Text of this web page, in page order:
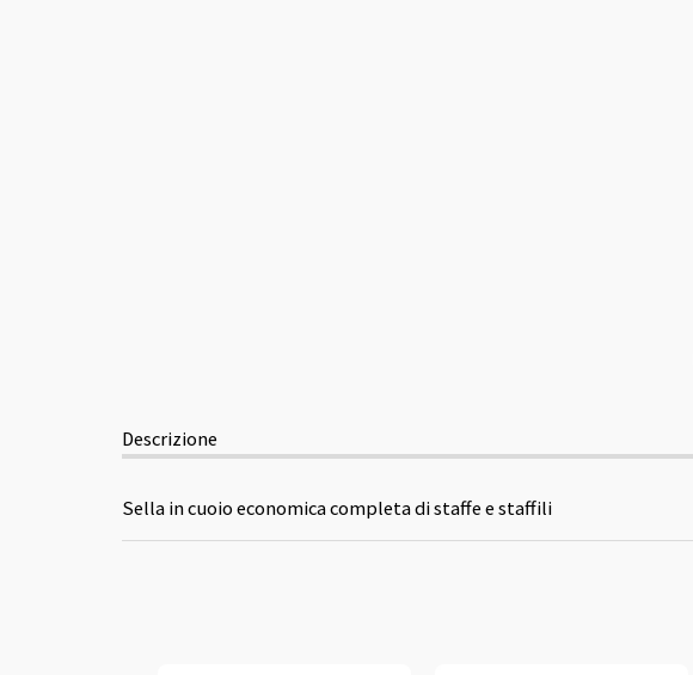
Descrizione
Sella in cuoio economica completa di staffe e staffili